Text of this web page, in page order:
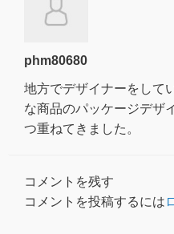
phm80680
地方でデザイナーをして
な商品のパッケージデザ
つ重ねてきました。
コメントを残す
コメントを投稿するには